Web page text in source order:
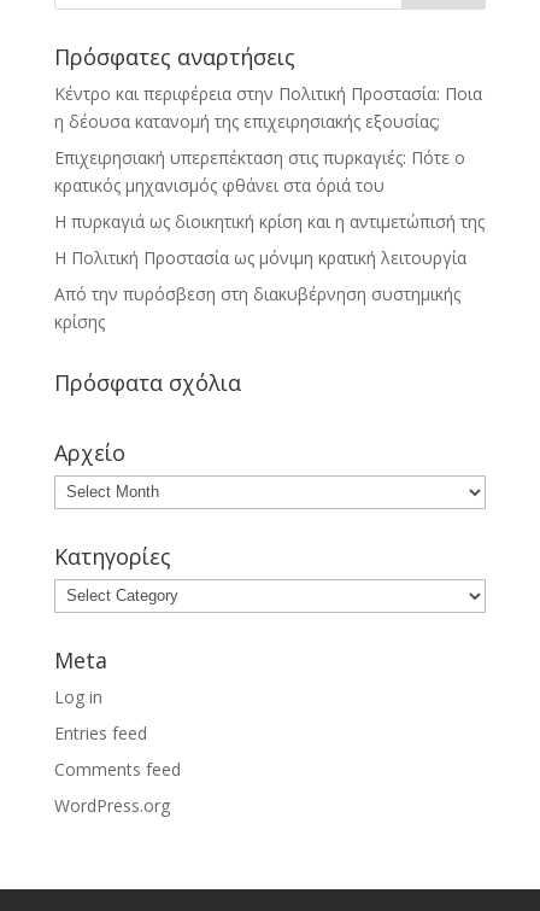
Πρόσφατες αναρτήσεις
Κέντρο και περιφέρεια στην Πολιτική Προστασία: Ποια
η δέουσα κατανομή της επιχειρησιακής εξουσίας;
Επιχειρησιακή υπερεπέκταση στις πυρκαγιές: Πότε ο
κρατικός μηχανισμός φθάνει στα όριά του
Η πυρκαγιά ως διοικητική κρίση και η αντιμετώπισή της
Η Πολιτική Προστασία ως μόνιμη κρατική λειτουργία
Από την πυρόσβεση στη διακυβέρνηση συστημικής
κρίσης
Πρόσφατα σχόλια
Αρχείο
Κατηγορίες
Meta
Log in
Entries feed
Comments feed
WordPress.org